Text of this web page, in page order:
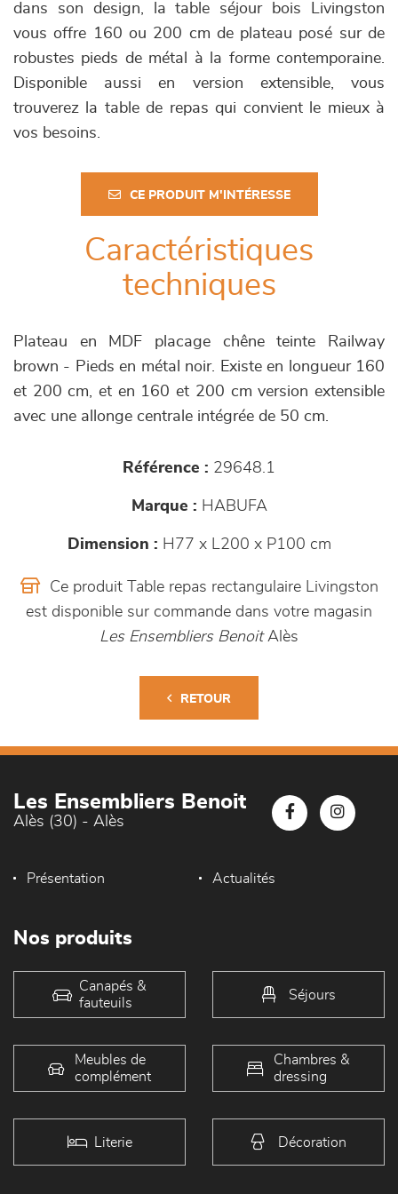
dans son design, la table séjour bois Livingston
vous offre 160 ou 200 cm de plateau posé sur de
robustes pieds de métal à la forme contemporaine.
Disponible aussi en version extensible, vous
trouverez la table de repas qui convient le mieux à
vos besoins.
CE PRODUIT M'INTÉRESSE
Caractéristiques
techniques
Plateau en MDF placage chêne teinte Railway
brown - Pieds en métal noir. Existe en longueur 160
et 200 cm, et en 160 et 200 cm version extensible
avec une allonge centrale intégrée de 50 cm.
Référence : 29648.1
Marque : HABUFA
Dimension : H77 x L200 x P100 cm
Ce produit Table repas rectangulaire Livingston
est disponible sur commande dans votre magasin
Les Ensembliers BenoitAlès
RETOUR
Les Ensembliers Benoit
Alès (30) - Alès
Présentation Actualités
Nos produits
Canapés &
fauteuils
Séjours
Meubles de
complément
Chambres &
dressing
Literie Décoration